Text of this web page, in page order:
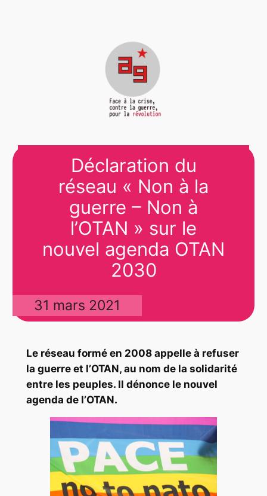
Déclaration du
réseau « Non à la
guerre – Non à
l’OTAN » sur le
nouvel agenda OTAN
2030
31 mars 2021
Le réseau formé en 2008 appelle à refuser
la guerre et l’OTAN, au nom de la solidarité
entre les peuples. Il dénonce le nouvel
agenda de l’OTAN.